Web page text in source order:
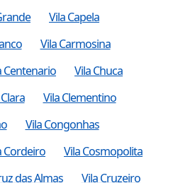
Vila Capela
Vila Carmosina
Centenario
Vila Chuca
Vila Clementino
Vila Congonhas
Cordeiro
Vila Cosmopolita
das Almas
Vila Cruzeiro